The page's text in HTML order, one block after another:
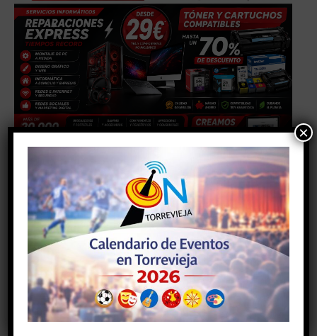
Facebook Twitter
Artículo anterior Artículo siguiente
×